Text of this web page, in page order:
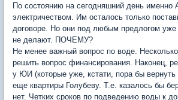
По состоянию на сегодняшний день именно
электричеством. Им осталось только
договоре. Но они под любым предлогом уже
не делают. ПОЧЕМУ?
Не менее важный вопрос по воде.
решить вопрос финансирования. Наконец,
у ЮИ (которые уже, кстати, пора бы
еще квартиры Голубеву. Т.е. казалось бы
нет. Четких сроков по подведению воды к